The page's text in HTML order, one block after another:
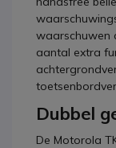
waarschuwen
aantal extra
Dubbel
De Motorola